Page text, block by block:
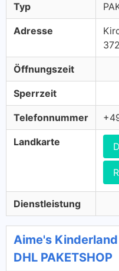
Typ
Adresse
Öffnungszeit
Sperrzeit
Telefonnummer
Landkarte
Dienstleistung
Aime's
DHL PAKETSHOP